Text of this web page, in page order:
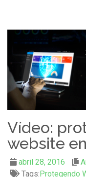
Vídeo:
website
abril 28, 2016
Tags: Protegendo